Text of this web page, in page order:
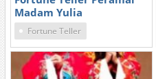
Madam Yulia
Fortune Teller